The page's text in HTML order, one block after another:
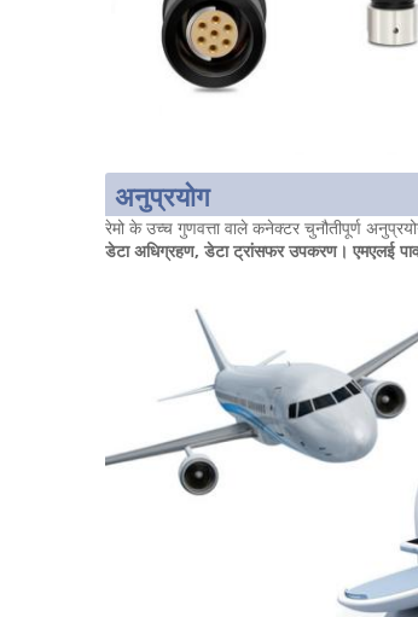
अनुप्रयोग
रेमो के उच्च गुणवत्ता वाले कनेक्टर चुनौतीपूर्ण
डेटा अधिग्रहण, डेटा ट्रांसफर उपकरण। एमएलई